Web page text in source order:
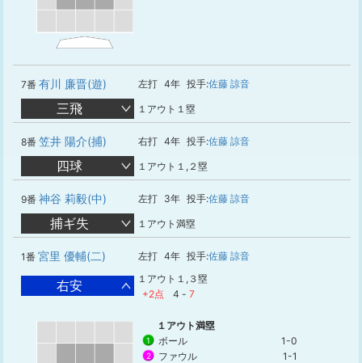
7番 有川 廉晋(遊) 左打 4年 投手:佐藤 諒音
三飛 １アウト１塁
8番 笠井 陽介(捕) 右打 4年 投手:佐藤 諒音
四球 １アウト１,２塁
9番 神谷 莉毅(中) 左打 3年 投手:佐藤 諒音
捕ギ失 １アウト満塁
1番 宮里 優輔(二) 左打 4年 投手:佐藤 諒音
右安
１アウト１,３塁
+2点
4 - 7
１アウト満塁
1 ボール 1-0
2 ファウル 1-1